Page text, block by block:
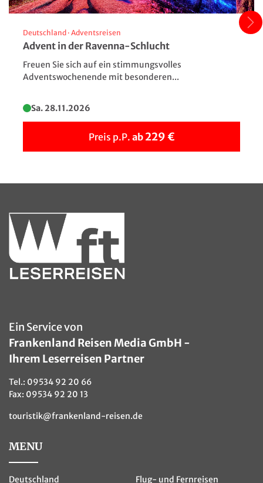
Stresa am Lago Maggiore
© Myroslava - stock.adobe.com
Deutschland · Adventsreisen
Advent in der Ravenna-Schlucht
Freuen Sie sich auf ein stimmungsvolles
Adventswochenende mit besonderen...
Sa. 28.11.2026
Preis p.P. ab 229 €
Ein Service von
Frankenland Reisen Media GmbH -
Ihrem Leserreisen Partner
Tel.: 09534 92 20 66
Fax: 09534 92 20 13
touristik@frankenland-reisen.de
MENU
Deutschland Flug- und Fernreisen